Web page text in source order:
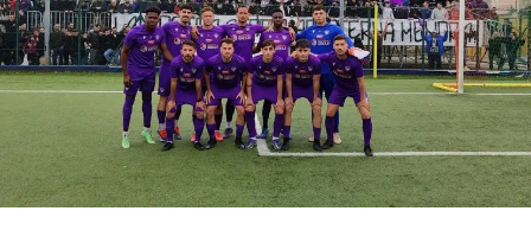
Italia Mondo
Sanità
Sport
Cultura